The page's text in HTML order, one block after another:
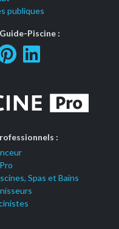
publiques
Piscine :
:
Spas et Bains